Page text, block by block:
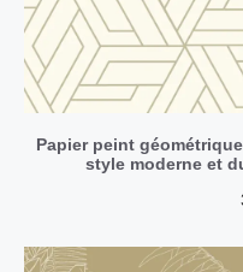
Papier peint
style moderne et